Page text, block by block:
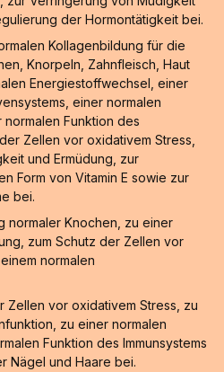
der Hormontätigkeit bei.
Kollagenbildung für die
Knorpeln, Zahnfleisch, Haut
Energiestoffwechsel, einer
einer normalen
Funktion des
Zellen vor oxidativem Stress,
und Ermüdung, zur
Form von Vitamin E sowie zur
bei.
normaler Knochen, zu einer
zum Schutz der Zellen vor
normalen
Zellen vor oxidativem Stress, zu
zu einer normalen
Funktion des Immunsystems
Nägel und Haare bei.